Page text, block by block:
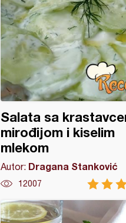
Salata sa
mirođijom i kiselim
mlekom
Autor: Dragana Stanković
12007